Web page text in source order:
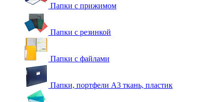
Папки с прижимом
Папки с резинкой
Папки с файлами
Папки, портфели А3 ткань, пластик